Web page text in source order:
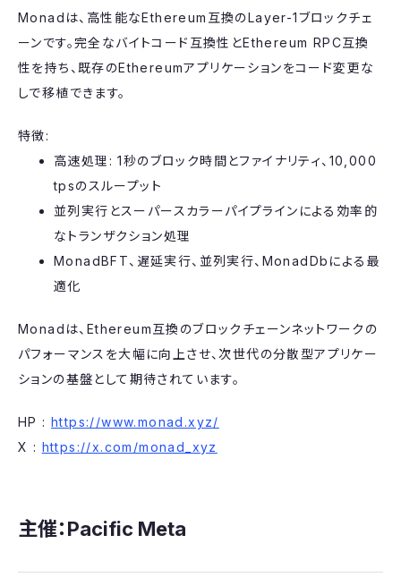
Monadは、高性能なEthereum互換のLayer-1ブロックチェ
ーンです。完全なバイトコード互換性とEthereum RPC互換
性を持ち、既存のEthereumアプリケーションをコード変更な
しで移植できます。
特徴:
高速処理: 1秒のブロック時間とファイナリティ、10,000
tpsのスループット
並列実行とスーパースカラーパイプラインによる効率的
なトランザクション処理
MonadBFT、遅延実行、並列実行、MonadDbによる最
適化
Monadは、Ethereum互換のブロックチェーンネットワークの
パフォーマンスを大幅に向上させ、次世代の分散型アプリケー
ションの基盤として期待されています。
HP : https://www.monad.xyz/
X : https://x.com/monad_xyz
主催：Pacific Meta